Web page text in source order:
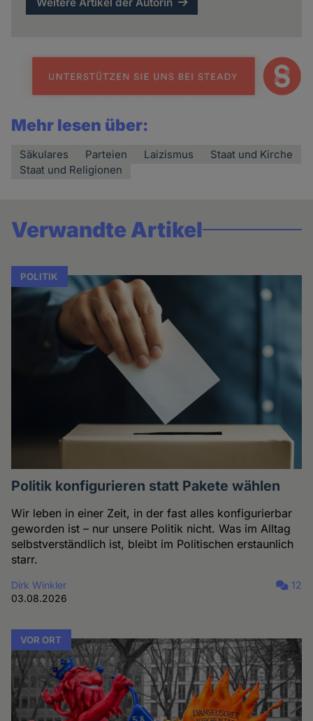
Weitere Artikel der Autorin
Mehr lesen über:
Säkulares Parteien Laizismus
Staat und Kirche
Staat und Religionen
Verwandte Artikel
POLITIK
Politik konfigurieren statt Pakete wählen
Wir leben in einer Zeit, in der fast alles konfigurierbar
geworden ist – nur unsere Politik nicht. Was im Alltag
selbstverständlich ist, bleibt im Politischen erstaunlich
starr.
Dirk Winkler
03.08.2026
12
VOR ORT